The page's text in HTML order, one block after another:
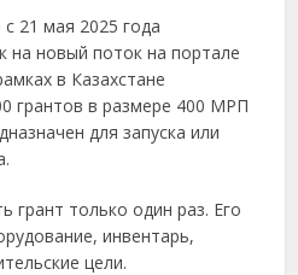
21 мая 2025 года
на новый поток на портале
в Казахстане
грантов в размере 400 МРП
для запуска или
грант только один раз. Его
инвентарь,
цели.